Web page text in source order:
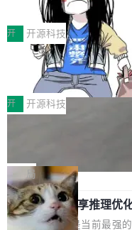
得住、用得稳、省得下、
始，Token使用一目...
q2Seq 和 DocAI 的共同
yals（Gemini 联合负责人
中文驱动的数字员工，自
骤、编写代码。不挑模型
装完即用。 开源地址：
b 安装 支持 Java 8+（
x / Windows / Harmony
x / Harmony PC curl -
r.org/solon...
价值潜能：华为云码道
代码仓技术解析
一、代码仓深度理解技术
程实践中，代码仓是企业
体。企业级代码仓库通常
个文件，其规模远超单次
文窗口。随着项目规模的
不断累积，代码仓中的模
务逻辑等关键信息往往分
件之中，形成高度复杂的
在语法层面完成文本定位，
内涵与结构关联，导致开发
理解大规模代码仓时面临显
颈。 代码仓深度理解服务
开 开源科技
让“代码语义理解”深度
价值潜能：华为云码道
代码仓技术解析
一、代码仓深度理解技术
程实践中，代码仓是企业
体。企业级代码仓库通常
不断累积，代码仓中的模
务逻辑等关键信息往往分散
件之中，形成高度复杂的知
代码检索手段（如关键词匹
开 开源科技
名90后算法工程师王某，
服务器空间，删光了公司AI
数据。 王某2024年1月入
短剧部门，有互联网大厂背
局
Cloudflare 分享推理优
che 量化 + 权重压缩，
Kimi 和 GLM 是当前最强